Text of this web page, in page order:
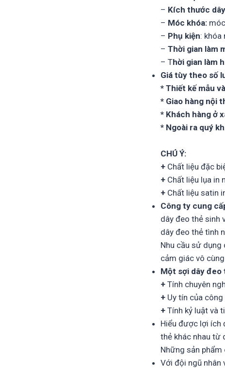
– Kích thước
– Móc khóa:
– Phụ kiện: khóa
–Thời gian làm
– Thời gian làm
Giá tùy theo số
* Thiết kế mẫu
* Giao hàng nội
* Khách hàng ở
* Ngoài ra quý
CHÚ Ý:
+ Chất liệu đặc
+ Chất liệu lụa in
+ Chất liệu satin
Công ty cung
dây đeo thẻ sinh
dây đeo thẻ tình
Nhu cầu sử dụng
cảm giác vô
Một sợi dây đeo
+ Tính chuyên
+ Uy tín của
+Tính kỷ luật và
Hiểu được lợi ích
thẻ khác nhau từ
Những sản
Với đội ngũ nhân